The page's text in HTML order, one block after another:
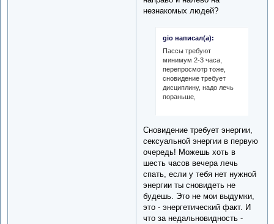
незнакомых людей?
gio написал(а):
Пассы требуют
минимум 2-3 часа,
перепросмотр тоже,
сновидение требует
дисциплину, надо лечь
пораньше,
Сновидение требует энергии,
сексуальной энергии в первую
очередь! Можешь хоть в
шесть часов вечера лечь
спать, если у тебя нет нужной
энергии ты сновидеть не
будешь. Это не мои выдумки,
это - энергетический факт. И
что за недальновидность -